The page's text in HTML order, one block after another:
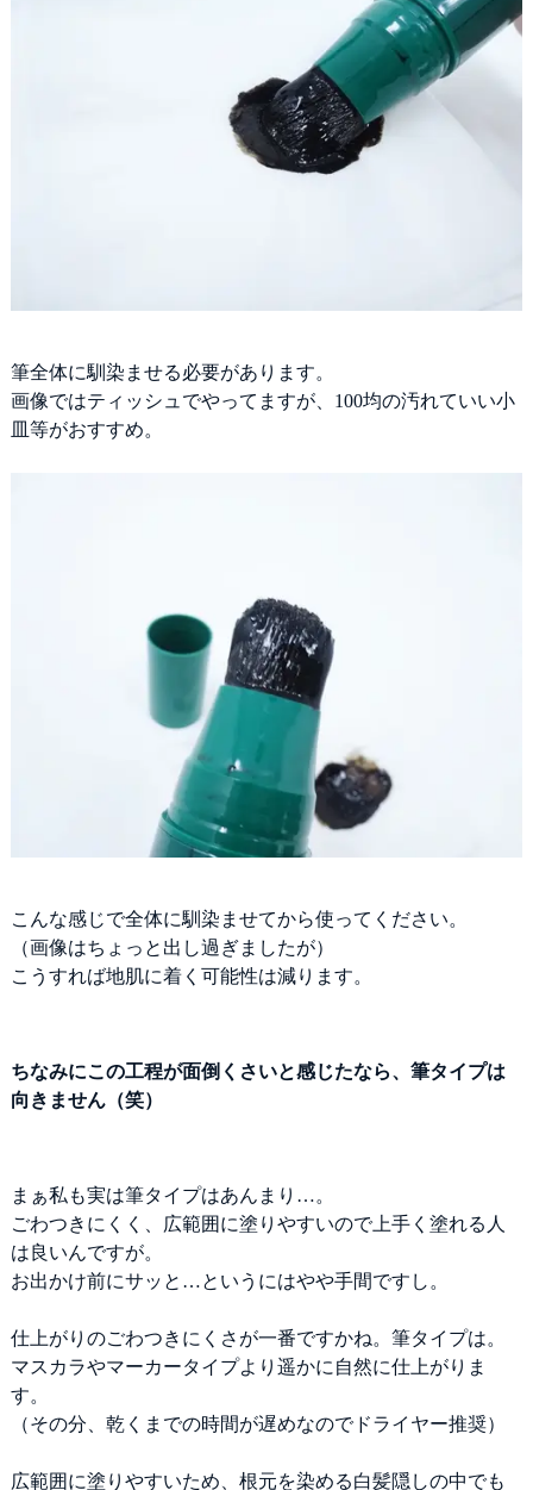
筆全体に馴染ませる必要があります。
画像ではティッシュでやってますが、100均の汚れていい小
皿等がおすすめ。
こんな感じで全体に馴染ませてから使ってください。
（画像はちょっと出し過ぎましたが）
こうすれば地肌に着く可能性は減ります。
ちなみにこの工程が面倒くさいと感じたなら、筆タイプは
向きません（笑）
まぁ私も実は筆タイプはあんまり…。
ごわつきにくく、広範囲に塗りやすいので上手く塗れる人
は良いんですが。
お出かけ前にサッと…というにはやや手間ですし。
仕上がりのごわつきにくさが一番ですかね。筆タイプは。
マスカラやマーカータイプより遥かに自然に仕上がりま
す。
（その分、乾くまでの時間が遅めなのでドライヤー推奨）
広範囲に塗りやすいため、根元を染める白髪隠しの中でも